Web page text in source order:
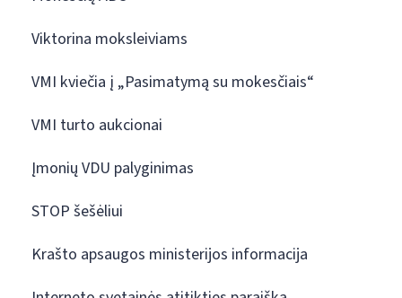
Viktorina moksleiviams
VMI kviečia į „Pasimatymą su mokesčiais“
VMI turto aukcionai
Įmonių VDU palyginimas
STOP šešėliui
Krašto apsaugos ministerijos informacija